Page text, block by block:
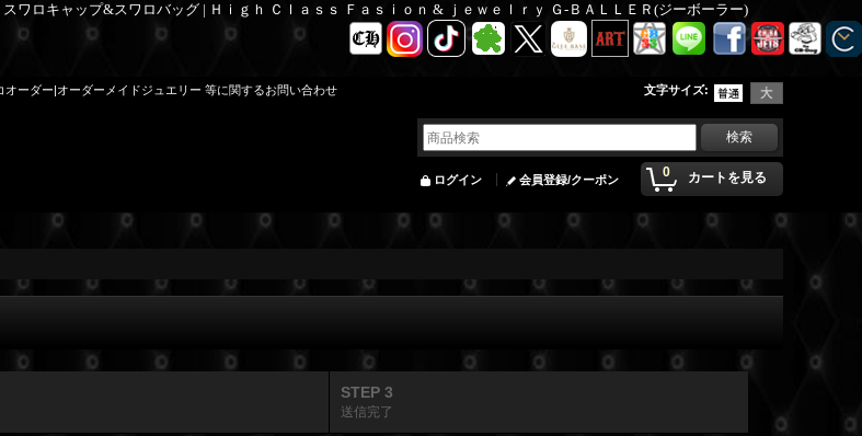
ワロキャップ&スワロバッグ | Ｈｉｇｈ Ｃｌａｓｓ Ｆａｓｉｏｎ & ｊｅｗｅｌｒｙ Ｇ-ＢＡＬＬＥＲ(ジーボーラー)
ーダー|オーダーメイドジュエリー 等に関するお問い合わせ
文字サイズ:
0 カートを見る
ログイン 会員登録/クーポン
STEP 3
送信完了